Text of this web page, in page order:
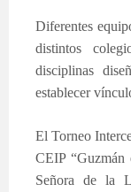
Diferentes
distintos
disciplinas
establecer
El Torneo
CEIP
Señora de la